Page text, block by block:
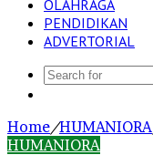
OLAHRAGA
PENDIDIKAN
ADVERTORIAL
Home/HUMANIORA
HUMANIORA